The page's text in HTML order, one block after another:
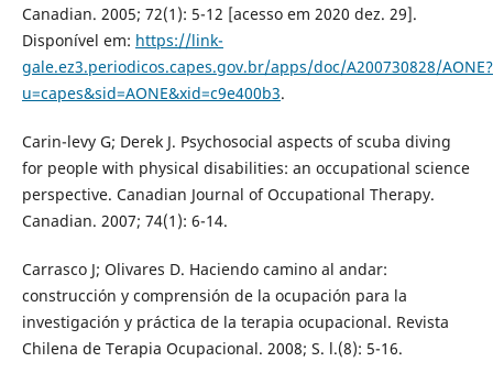
Canadian. 2005; 72(1): 5-12 [acesso em 2020 dez. 29].
Disponível em: https://link-
gale.ez3.periodicos.capes.gov.br/apps/doc/A200730828/AONE?
u=capes&sid=AONE&xid=c9e400b3.
Carin-levy G; Derek J. Psychosocial aspects of scuba diving
for people with physical disabilities: an occupational science
perspective. Canadian Journal of Occupational Therapy.
Canadian. 2007; 74(1): 6-14.
Carrasco J; Olivares D. Haciendo camino al andar:
construcción y comprensión de la ocupación para la
investigación y práctica de la terapia ocupacional. Revista
Chilena de Terapia Ocupacional. 2008; S. l.(8): 5-16.